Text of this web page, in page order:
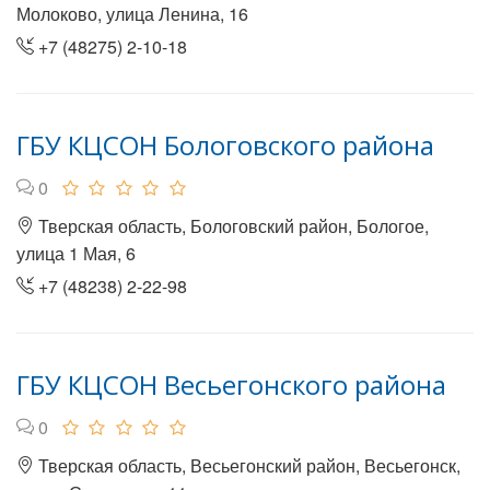
Молоково, улица Ленина, 16
+7 (48275) 2-10-18
ГБУ КЦСОН Бологовского района
0
Тверская область, Бологовский район, Бологое,
улица 1 Мая, 6
+7 (48238) 2-22-98
ГБУ КЦСОН Весьегонского района
0
Тверская область, Весьегонский район, Весьегонск,